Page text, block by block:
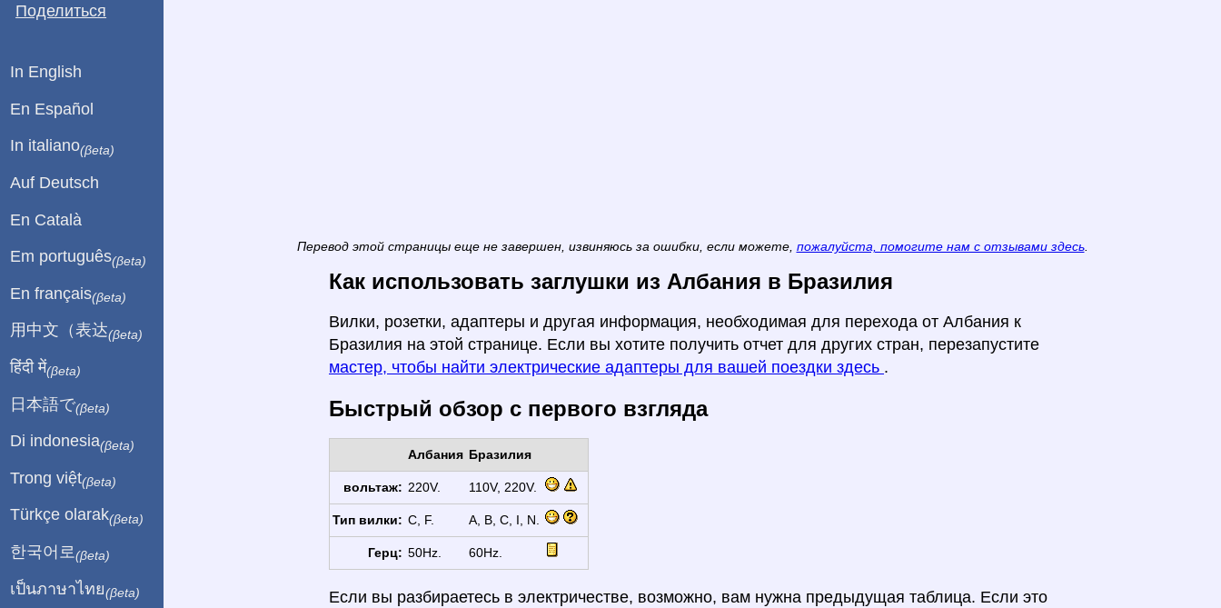
Перевод этой страницы еще не завершен, извиняюсь за ошибки, если можете, пожалуйста, помогите нам с отзывами здесь.
Как использовать заглушки из Албания в Бразилия
Вилки, розетки, адаптеры и другая информация, необходимая для перехода от Албания к
Бразилия на этой странице. Если вы хотите получить отчет для других стран, перезапустите
мастер, чтобы найти электрические адаптеры для вашей поездки здесь .
Быстрый обзор с первого взгляда
Албания Бразилия
вольтаж: 220V. 110V, 220V.
Тип вилки: C, F. A, B, C, I, N.
Герц: 50Hz. 60Hz.
Если вы разбираетесь в электричестве, возможно, вам нужна предыдущая таблица. Если это
Поделиться
In English
En Español
In italiano(βeta)
Auf Deutsch
En Català
Em português(βeta)
En français(βeta)
用中文（表达(βeta)
हिंदी में(βeta)
日本語で(βeta)
Di indonesia(βeta)
Trong việt(βeta)
Türkçe olarak(βeta)
한국어로 (βeta)
เป็นภาษาไทย(βeta)